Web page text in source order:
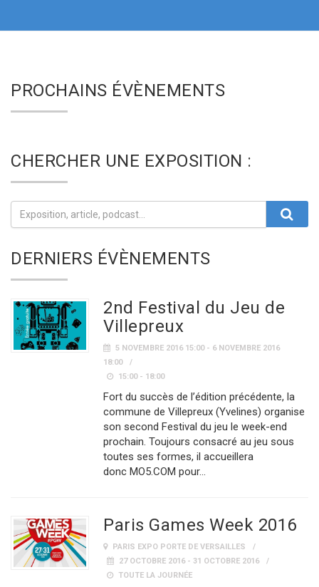
PROCHAINS ÉVÈNEMENTS
CHERCHER UNE EXPOSITION :
DERNIERS ÉVÈNEMENTS
2nd Festival du Jeu de
Villepreux
5 NOVEMBRE 2016 15:00 - 6 NOVEMBRE 2016
18:00
15:00 - 18:00
Fort du succès de l’édition précédente, la
commune de Villepreux (Yvelines) organise
son second Festival du jeu le week-end
prochain. Toujours consacré au jeu sous
toutes ses formes, il accueillera
donc MO5.COM pour…
Paris Games Week 2016
PARIS EXPO PORTE DE VERSAILLES
27 OCTOBRE 2016 - 31 OCTOBRE 2016
TOUTE LA JOURNÉE